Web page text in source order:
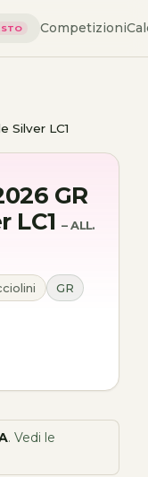
Competizioni
Silver LC1
GR
LC1– ALL.
GR
. Vedi le